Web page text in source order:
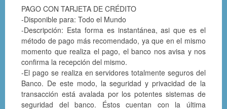
PAGO CON TARJETA DE CRÉDITO
-Disponible para: Todo el Mundo
-Descripción: Esta forma es instantánea, asi que es el
método de pago más recomendado, ya que en el mismo
momento que realiza el pago, el banco nos avisa y nos
confirma la recepción del mismo.
-El pago se realiza en servidores totalmente seguros del
Banco. De este modo, la seguridad y privacidad de la
transacción está avalada por los potentes sistemas de
seguridad del banco. Éstos cuentan con la última